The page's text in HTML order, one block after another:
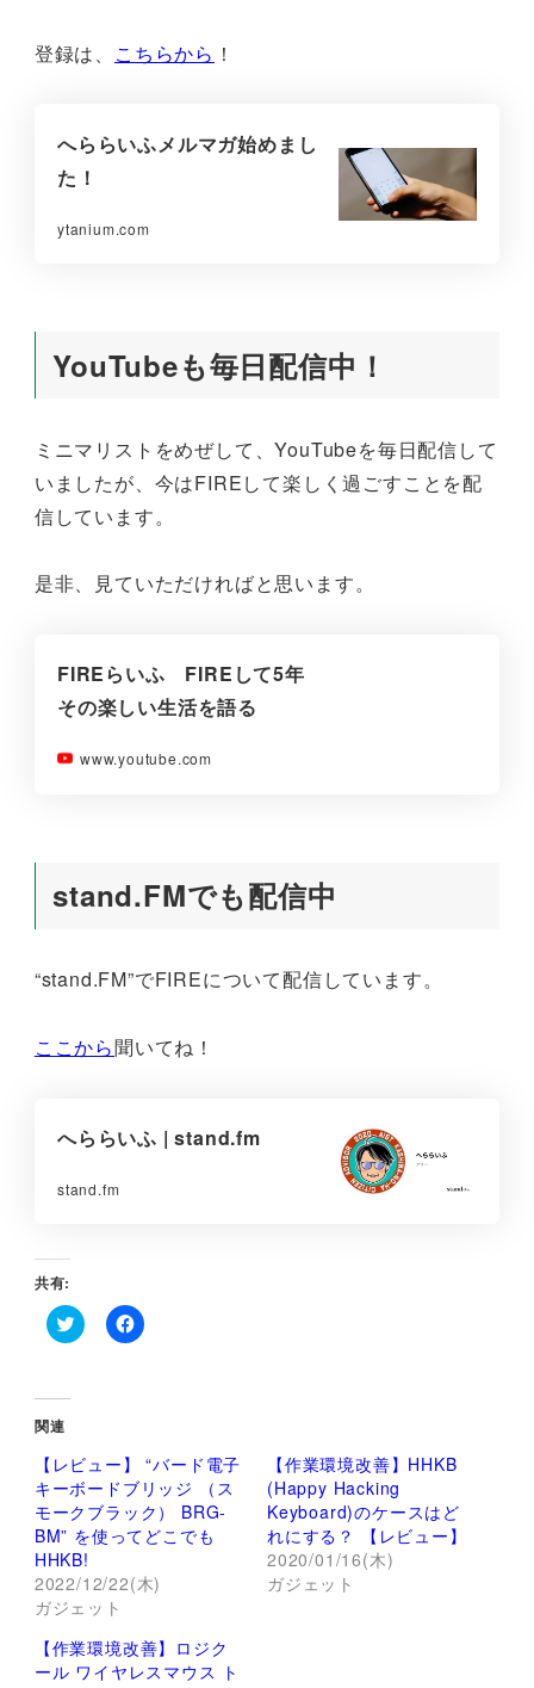
登録は、 こちらから ！
へららいふメルマガ始めまし
た！
ytanium.com
YouTubeも毎日配信中！
ミニマリストをめぜして、YouTubeを毎日配信して
いましたが、今はFIREして楽しく過ごすことを配
信しています。
是非、見ていただければと思います。
FIREらいふ FIREして5年
その楽しい生活を語る
www.youtube.com
stand.FMでも配信中
“stand.FM”でFIREについて配信しています。
ここから聞いてね！
へららいふ | stand.fm
stand.fm
共有:
ク
し
て
T
i
t
e
r
で
共
有
(
新
し
い
ウ
ィ
ン
F
で
共
有
す
る
に
ク
リ
ッ
し
て
く
だ
関連
【レビュー】 “バード電子
キーボードブリッジ （ス
モークブラック） BRG-
BM” を使ってどこでも
HHKB!
2022/12/22(木)
ガジェット
【作業環境改善】HHKB
(Happy Hacking
Keyboard)のケースはど
れにする？ 【レビュー】
2020/01/16(木)
ガジェット
【作業環境改善】ロジク
ール ワイヤレスマウス ト